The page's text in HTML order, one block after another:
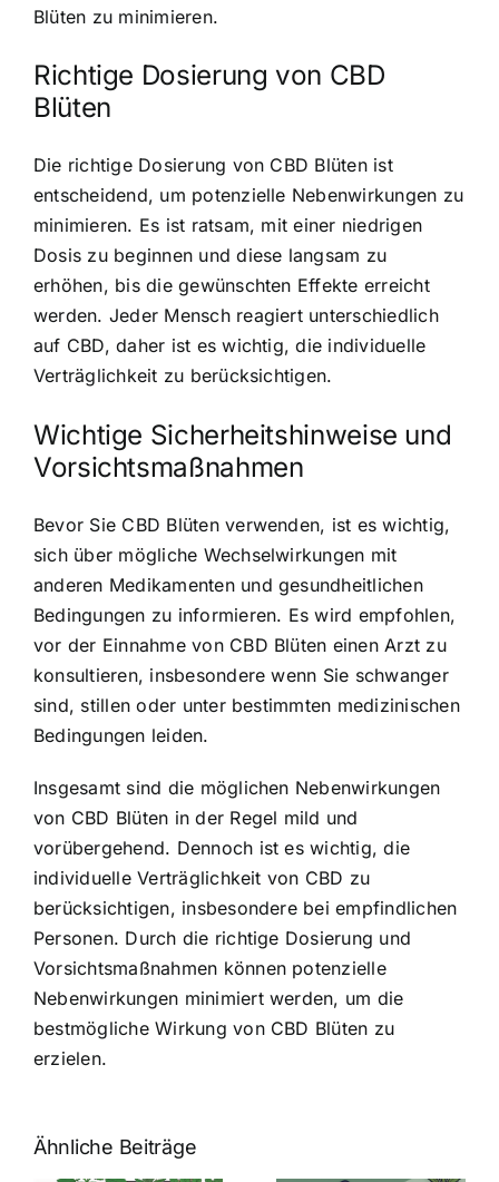
Blüten zu minimieren.
Richtige Dosierung von CBD
Blüten
Die richtige Dosierung von CBD Blüten ist
entscheidend, um potenzielle Nebenwirkungen zu
minimieren. Es ist ratsam, mit einer niedrigen
Dosis zu beginnen und diese langsam zu
erhöhen, bis die gewünschten Effekte erreicht
werden. Jeder Mensch reagiert unterschiedlich
auf CBD, daher ist es wichtig, die individuelle
Verträglichkeit zu berücksichtigen.
Wichtige Sicherheitshinweise und
Vorsichtsmaßnahmen
Bevor Sie CBD Blüten verwenden, ist es wichtig,
sich über mögliche Wechselwirkungen mit
anderen Medikamenten und gesundheitlichen
Bedingungen zu informieren. Es wird empfohlen,
vor der Einnahme von CBD Blüten einen Arzt zu
konsultieren, insbesondere wenn Sie schwanger
sind, stillen oder unter bestimmten medizinischen
Bedingungen leiden.
Insgesamt sind die möglichen Nebenwirkungen
von CBD Blüten in der Regel mild und
vorübergehend. Dennoch ist es wichtig, die
individuelle Verträglichkeit von CBD zu
berücksichtigen, insbesondere bei empfindlichen
Personen. Durch die richtige Dosierung und
Vorsichtsmaßnahmen können potenzielle
Nebenwirkungen minimiert werden, um die
bestmögliche Wirkung von CBD Blüten zu
erzielen.
Ähnliche Beiträge
Neue THC-